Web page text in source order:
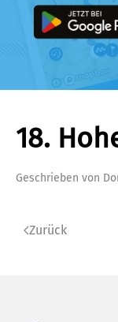
18.
Geschrieben von
Zurück